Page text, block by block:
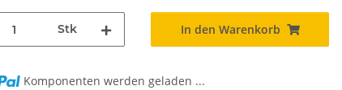
Stk In den Warenkorb
Komponenten werden geladen ...